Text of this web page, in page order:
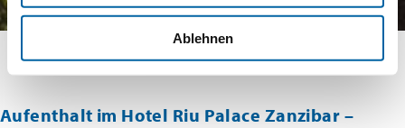
Ablehnen
Aufenthalt im Hotel Riu Palace Zanzibar –